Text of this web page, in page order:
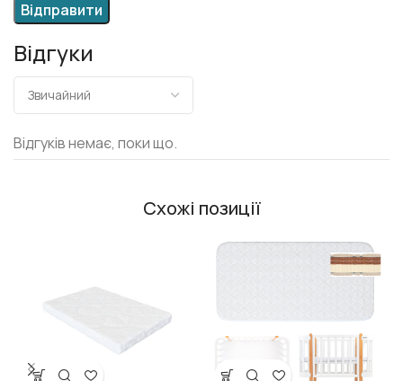
Відгуки
Відгуків немає, поки що.
Схожі позиції